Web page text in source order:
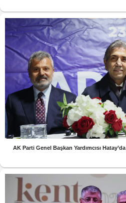
AK Parti Genel Başkan Yardımcısı Hatay’da